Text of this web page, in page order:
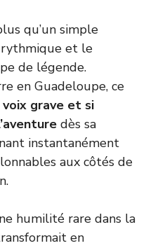
qu’un simple
rythmique et le
de légende.
en Guadeloupe, ce
grave et si
dès sa
instantanément
aux côtés de
humilité rare dans la
en